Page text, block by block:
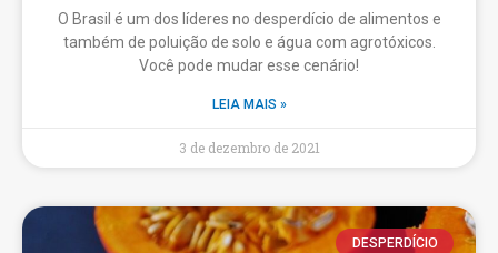
O Brasil é um dos líderes no desperdício de alimentos e
também de poluição de solo e água com agrotóxicos.
Você pode mudar esse cenário!
LEIA MAIS »
3 de dezembro de 2021
DESPERDÍCIO